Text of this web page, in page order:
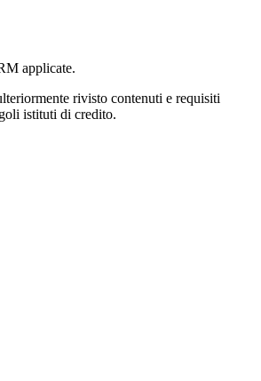
applicate.
rivisto contenuti e requisiti
istituti di credito.